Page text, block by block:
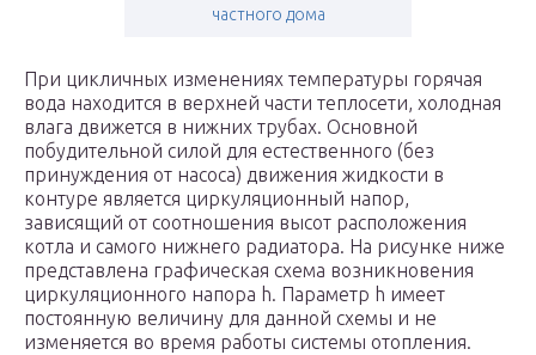
частного дома
При цикличных изменениях температуры горячая
вода находится в верхней части теплосети, холодная
влага движется в нижних трубах. Основной
побудительной силой для естественного (без
принуждения от насоса) движения жидкости в
контуре является циркуляционный напор,
зависящий от соотношения высот расположения
котла и самого нижнего радиатора. На рисунке ниже
представлена графическая схема возникновения
циркуляционного напора h. Параметр h имеет
постоянную величину для данной схемы и не
изменяется во время работы системы отопления.